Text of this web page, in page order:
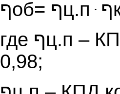
где ףц.п – КПД цилиндрической передачи, ףц.п=0,96 –
0,98;